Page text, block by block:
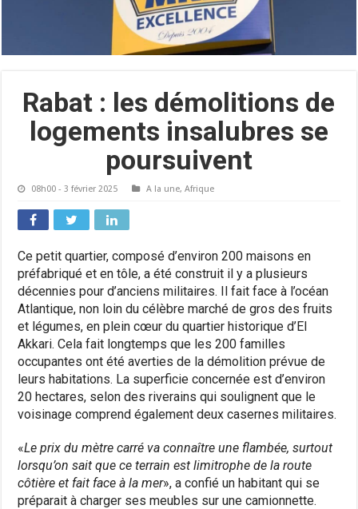
Rabat : les démolitions de
logements insalubres se
poursuivent
08h00 - 3 février 2025 A la une,Afrique
Ce petit quartier, composé d’environ 200 maisons en
préfabriqué et en tôle, a été construit il y a plusieurs
décennies pour d’anciens militaires. Il fait face à l’océan
Atlantique, non loin du célèbre marché de gros des fruits
et légumes, en plein cœur du quartier historique d’El
Akkari. Cela fait longtemps que les 200 familles
occupantes ont été averties de la démolition prévue de
leurs habitations. La superficie concernée est d’environ
20 hectares, selon des riverains qui soulignent que le
voisinage comprend également deux casernes militaires.
«Le prix du mètre carré va connaître une flambée, surtout
lorsqu’on sait que ce terrain est limitrophe de la route
côtière et fait face à la mer», a confié un habitant qui se
préparait à charger ses meubles sur une camionnette.